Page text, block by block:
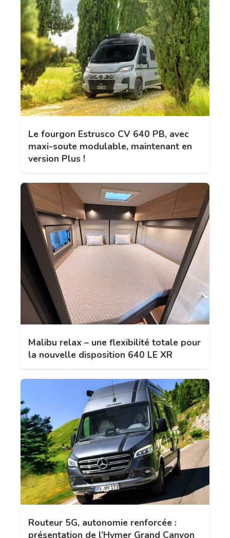
Le fourgon Estrusco CV 640 PB, avec
maxi-soute modulable, maintenant en
version Plus !
Malibu relax – une flexibilité totale pour
la nouvelle disposition 640 LE XR
Routeur 5G, autonomie renforcée :
présentation de l’Hymer Grand Canyon